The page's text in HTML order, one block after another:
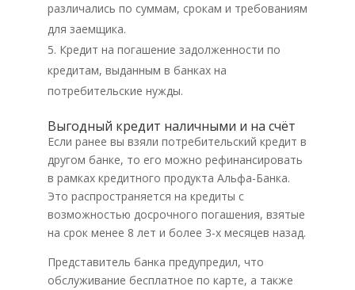
различались по суммам, срокам и требованиям
для заемщика.
Кредит на погашение задолженности по
кредитам, выданным в банках на
потребительские нужды.
Выгодный кредит наличными и на счёт
Если ранее вы взяли потребительский кредит в
другом банке, то его можно рефинансировать
в рамках кредитного продукта Альфа-Банка.
Это распространяется на кредиты с
возможностью досрочного погашения, взятые
на срок менее 8 лет и более 3-х месяцев назад.
Представитель банка предупредил, что
обслуживание бесплатное по карте, а также